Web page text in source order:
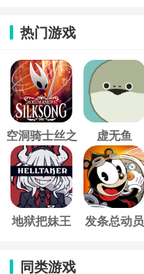
热门游戏
空洞骑士丝之
歌
虚无鱼
地狱把妹王 发条总动员
同类游戏